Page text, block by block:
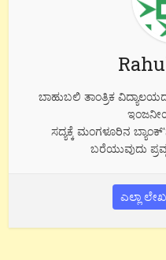
ಬಾಹುಬಲಿ ತಾಂತ್ರಿಕ
ಸದ್ಯಕ್ಕೆ ಮಂಗಳೂರಿನ
ಬರೆಯುವುದು
ಎಲ್ಲಾ